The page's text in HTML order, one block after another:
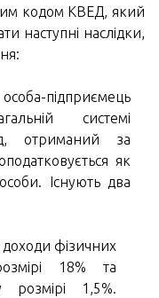
кодом КВЕД, який
наступні наслідки,
підприємець
системі
отриманий за
як
Існують два
фізичних
18% та
розмірі 1,5%.